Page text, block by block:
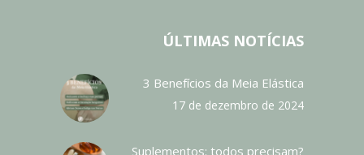
ÚLTIMAS NOTÍCIAS
3 Benefícios da Meia Elástica
17 de dezembro de 2024
Suplementos: todos precisam?